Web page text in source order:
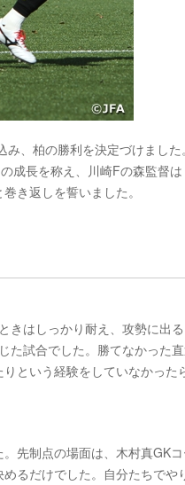
み、柏の勝利を決定づけました
成長を称え、川崎Fの森監督
き返しを誓いました。
きはしっかり耐え、攻勢に出
た試合でした。勝てなかった
という経験をしていなかった
先制点の場面は、木村真GK
るだけでした。自分たちでや